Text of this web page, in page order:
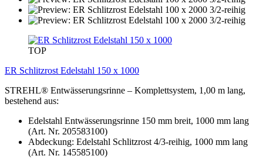
TOP
ER Schlitzrost Edelstahl 150 x 1000
STREHL® Entwässerungsrinne – Komplettsystem, 1,00 m lang,
bestehend aus:
Edelstahl Entwässerungsrinne 150 mm breit, 1000 mm lang
(Art. Nr. 205583100)
Abdeckung: Edelstahl Schlitzrost 4/3-reihig, 1000 mm lang
(Art. Nr. 145585100)